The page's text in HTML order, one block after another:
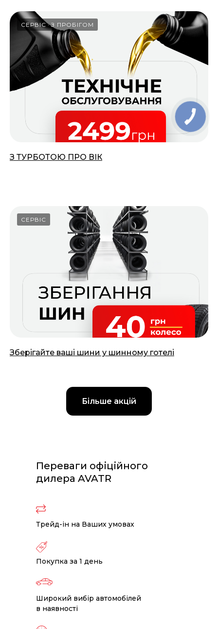
СЕРВІС З ПРОБІГОМ
З ТУРБОТОЮ ПРО ВІК
СЕРВІС
Зберігайте ваші шини у шинному готелі
Більше акцій
Переваги офіційного
дилера AVATR
Трейд-ін на Ваших умовах
Покупка за 1 день
Широкий вибір автомобілей
в наявності